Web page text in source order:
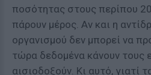
ποσότητας στους περίπου
πάρουν μέρος. Αν και η
οργανισμού δεν μπορεί να
τώρα δεδομένα κάνουν τους
αισιοδοξούν. Κι αυτό, γιατί